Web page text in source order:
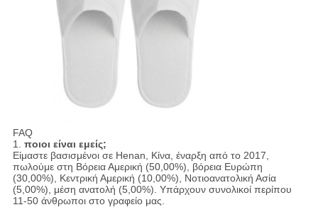
FAQ
1. ποιοι είναι εμείς;
Είμαστε βασισμένοι σε Henan, Κίνα, έναρξη από το 2017,
πωλούμε στη Βόρεια Αμερική (50,00%), βόρεια Ευρώπη
(30,00%), Κεντρική Αμερική (10,00%), Νοτιοανατολική Ασία
(5,00%), μέση ανατολή (5,00%). Υπάρχουν συνολικοί περίπου
11-50 άνθρωποι στο γραφείο μας.